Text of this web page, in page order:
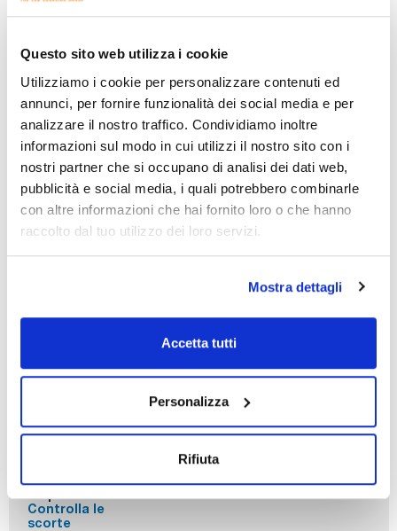
Questo sito web utilizza i cookie
Utilizziamo i cookie per personalizzare contenuti ed
annunci, per fornire funzionalità dei social media e per
analizzare il nostro traffico. Condividiamo inoltre
informazioni sul modo in cui utilizzi il nostro sito con i
nostri partner che si occupano di analisi dei dati web,
pubblicità e social media, i quali potrebbero combinarle
con altre informazioni che hai fornito loro o che hanno
raccolto dal tuo utilizzo dei loro servizi.
Mostra dettagli
Accetta tutti
Personalizza
Rifiuta
Flacone
sottovuoto
Codice
02-599-500
Confezionamento
x 500 g
Prezzo
Acquista
Disponibilità
Controlla le
scorte
imballaggio
buste di mezzo
preparare 500 ml
x5 sachets
Controlla le
scorte